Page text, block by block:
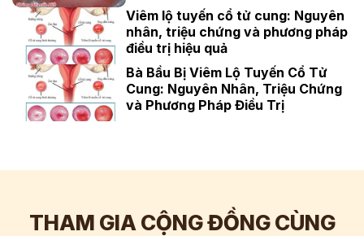
Viêm lộ tuyến cổ tử cung: Nguyên
nhân, triệu chứng và phương pháp
điều trị hiệu quả
Bà Bầu Bị Viêm Lộ Tuyến Cổ Tử
Cung: Nguyên Nhân, Triệu Chứng
và Phương Pháp Điều Trị
THAM GIA CỘNG ĐỒNG CÙNG